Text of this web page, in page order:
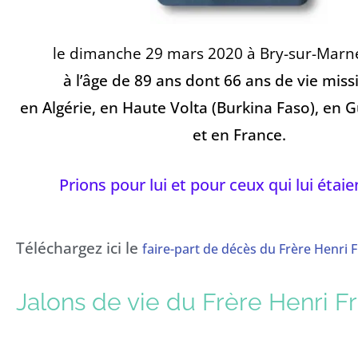
le dimanche 29 mars 2020 à Bry-sur-
à l’âge de 89 ans dont 66 ans de vie
en Algérie, en Haute Volta (Burkina Faso), en
et en France.
Prions pour lui et pour ceux qui lui
Téléchargez ici le faire-part de décès du Frère Henri
Jalons de vie du Frère Henri